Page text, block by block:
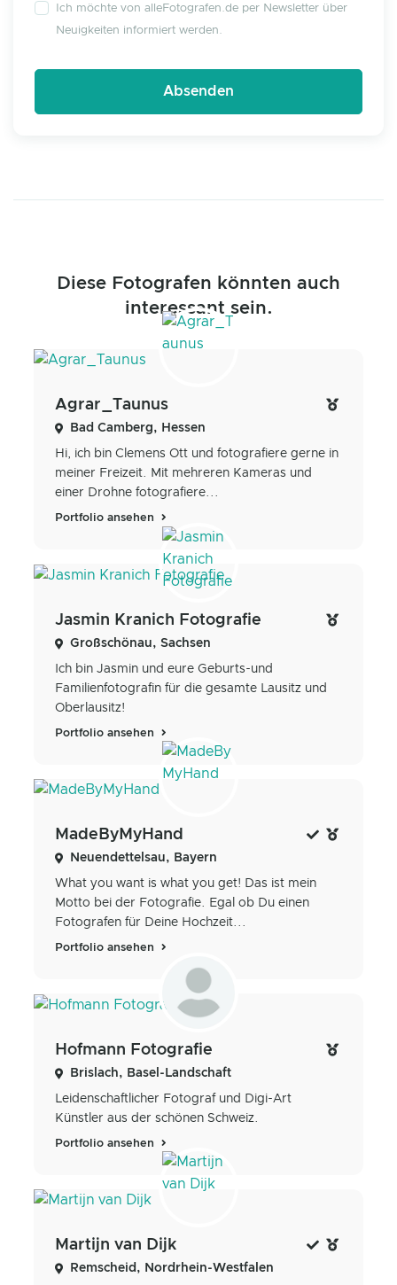
Ich möchte von alleFotografen.de per Newsletter über
Neuigkeiten informiert werden.
Diese Fotografen könnten auch
interessant sein.
Agrar_Taunus
Bad Camberg, Hessen
Hi, ich bin Clemens Ott und fotografiere gerne in
meiner Freizeit. Mit mehreren Kameras und
einer Drohne fotografiere...
Portfolio ansehen
Jasmin Kranich Fotografie
Großschönau, Sachsen
Ich bin Jasmin und eure Geburts-und
Familienfotografin für die gesamte Lausitz und
Oberlausitz!
Portfolio ansehen
MadeByMyHand
Neuendettelsau, Bayern
What you want is what you get! Das ist mein
Motto bei der Fotografie. Egal ob Du einen
Fotografen für Deine Hochzeit...
Portfolio ansehen
Hofmann Fotografie
Brislach, Basel-Landschaft
Leidenschaftlicher Fotograf und Digi-Art
Künstler aus der schönen Schweiz.
Portfolio ansehen
Martijn van Dijk
Remscheid, Nordrhein-Westfalen